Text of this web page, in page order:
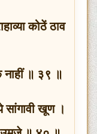
कोठें ठाव
॥ ३९ ॥
सांगावी खूण ।